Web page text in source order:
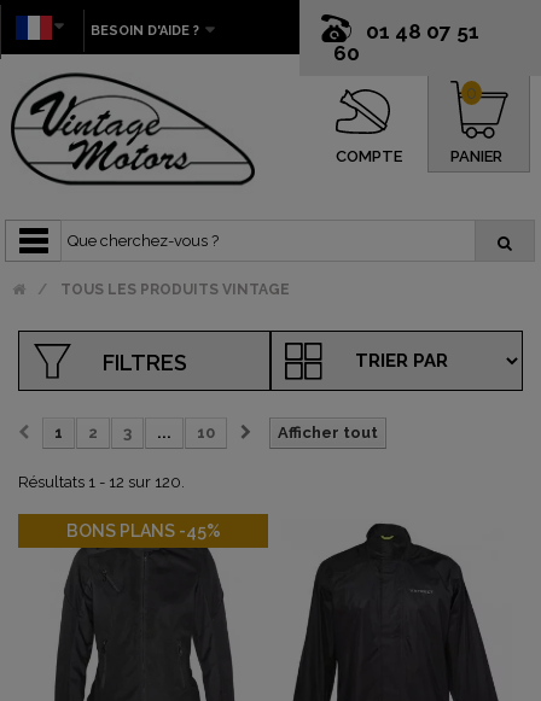
01 48 07 51
60
BESOIN D'AIDE ?
COMPTE PANIER
0
TOUS LES PRODUITS VINTAGE
FILTRES
Afficher tout
1 2 3 ... 10
Résultats 1 - 12 sur 120.
BONS PLANS -45%-45%